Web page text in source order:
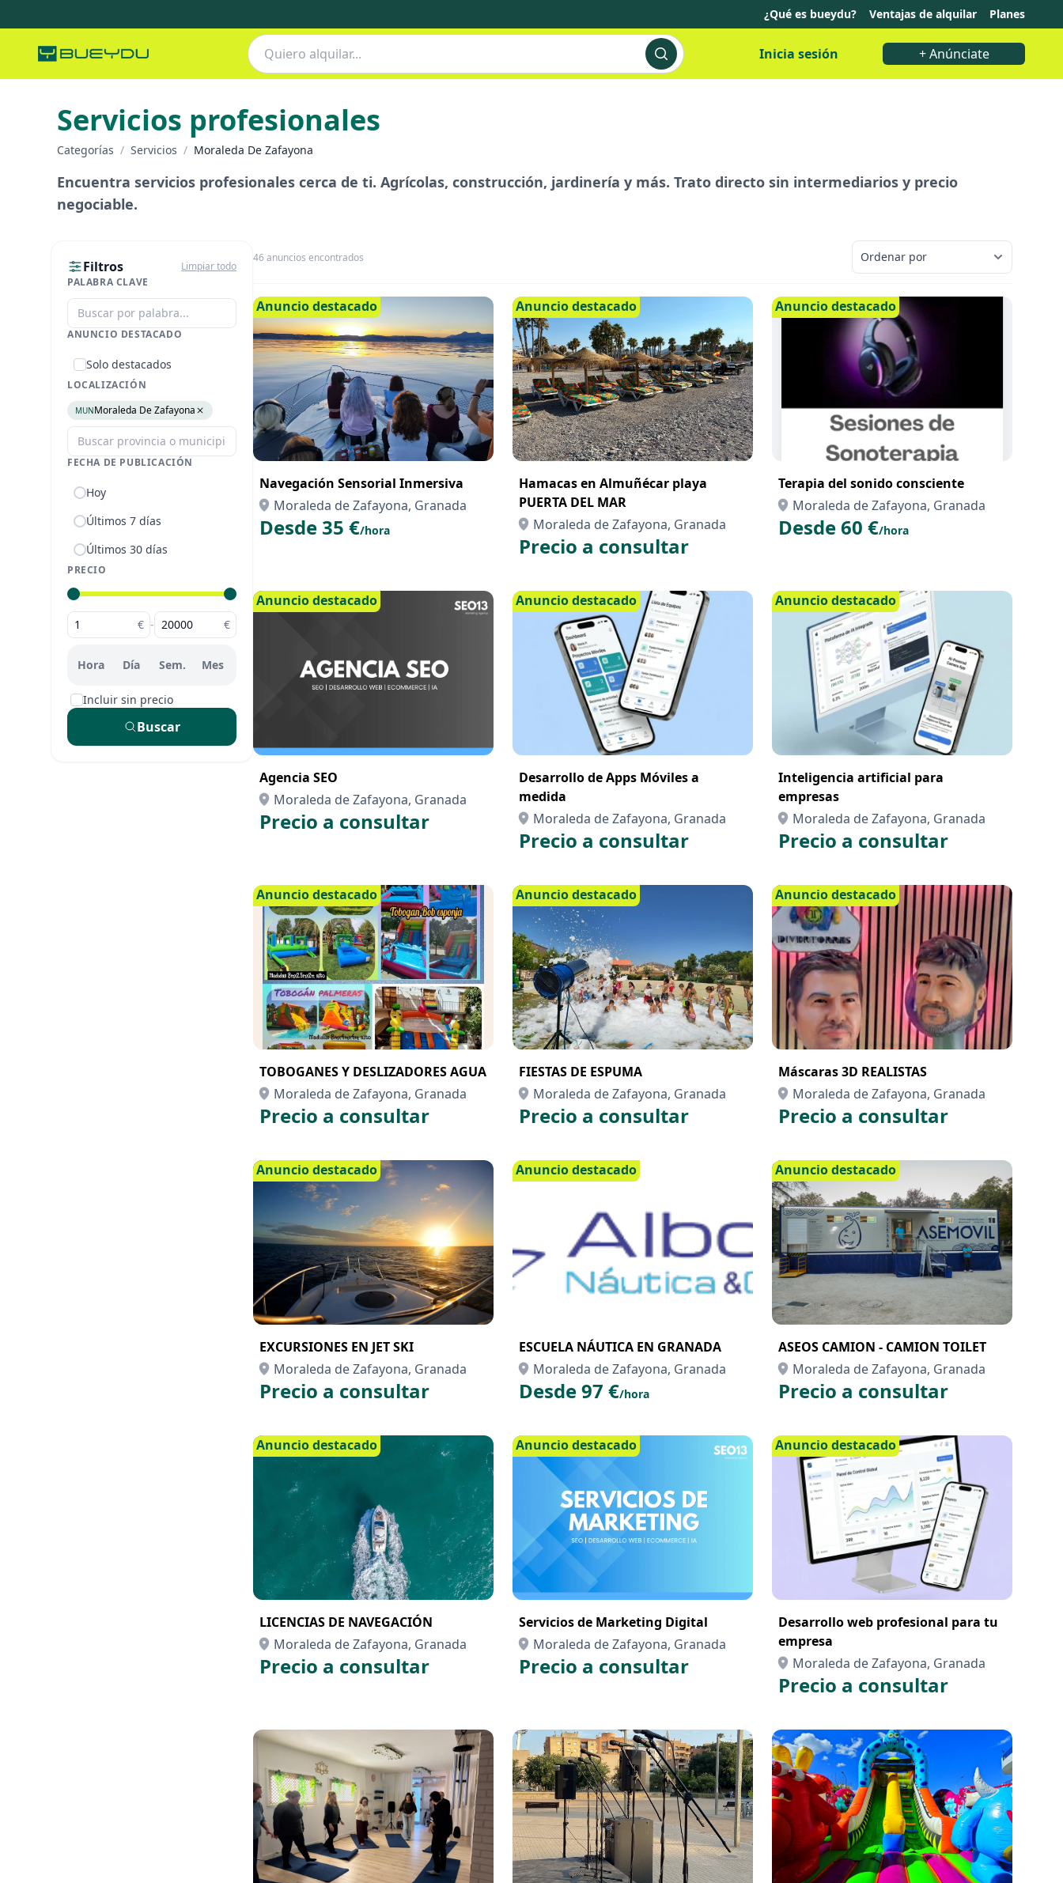
¿Qué es bueydu? Ventajas de alquilar Planes
Inicia sesión + Anúnciate
Servicios profesionales
Categorías / Servicios / Moraleda De Zafayona
Encuentra servicios profesionales cerca de ti. Agrícolas, construcción, jardinería y más. Trato directo sin intermediarios y precio
negociable.
Filtros
Limpiar todo
PALABRA CLAVE
ANUNCIO DESTACADO
Solo destacados
LOCALIZACIÓN
MUNMoraleda De Zafayona
FECHA DE PUBLICACIÓN
Hoy
Últimos 7 días
Últimos 30 días
PRECIO
€ - €
Hora Día Sem. Mes
Incluir sin precio
Buscar
46anuncios encontrados
Anuncio destacado
Navegación Sensorial Inmersiva
Moraleda de Zafayona, Granada
Desde 35 €/hora
Anuncio destacado
Hamacas en Almuñécar playa
PUERTA DEL MAR
Moraleda de Zafayona, Granada
Precio a consultar
Anuncio destacado
Terapia del sonido consciente
Moraleda de Zafayona, Granada
Desde 60 €/hora
Anuncio destacado
Agencia SEO
Moraleda de Zafayona, Granada
Precio a consultar
Anuncio destacado
Desarrollo de Apps Móviles a
medida
Moraleda de Zafayona, Granada
Precio a consultar
Anuncio destacado
Inteligencia artificial para
empresas
Moraleda de Zafayona, Granada
Precio a consultar
Anuncio destacado
TOBOGANES Y DESLIZADORES AGUA
Moraleda de Zafayona, Granada
Precio a consultar
Anuncio destacado
FIESTAS DE ESPUMA
Moraleda de Zafayona, Granada
Precio a consultar
Anuncio destacado
Máscaras 3D REALISTAS
Moraleda de Zafayona, Granada
Precio a consultar
Anuncio destacado
EXCURSIONES EN JET SKI
Moraleda de Zafayona, Granada
Precio a consultar
Anuncio destacado
ESCUELA NÁUTICA EN GRANADA
Moraleda de Zafayona, Granada
Desde 97 €/hora
Anuncio destacado
ASEOS CAMION - CAMION TOILET
Moraleda de Zafayona, Granada
Precio a consultar
Anuncio destacado
LICENCIAS DE NAVEGACIÓN
Moraleda de Zafayona, Granada
Precio a consultar
Anuncio destacado
Servicios de Marketing Digital
Moraleda de Zafayona, Granada
Precio a consultar
Anuncio destacado
Desarrollo web profesional para tu
empresa
Moraleda de Zafayona, Granada
Precio a consultar